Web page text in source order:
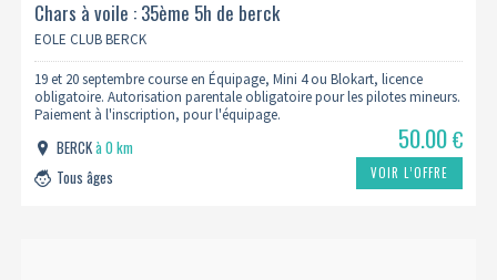
Chars à voile : 35ème 5h de berck
EOLE CLUB BERCK
19 et 20 septembre course en Équipage, Mini 4 ou Blokart, licence
obligatoire. Autorisation parentale obligatoire pour les pilotes mineurs.
Paiement à l'inscription, pour l'équipage.
BERCKà 0 km
Tous âges
50.00€
VOIR L’OFFRE